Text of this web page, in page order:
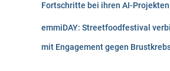
Fortschritte bei ihren AI-Projekten
emmiDAY: Streetfoodfestival
mit Engagement gegen